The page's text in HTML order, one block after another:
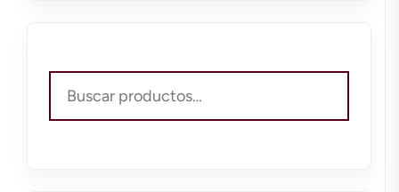
por: